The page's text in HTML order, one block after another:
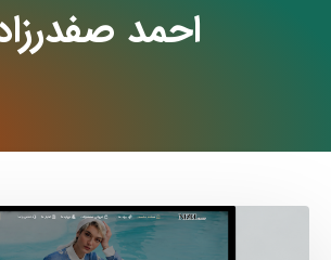
احمد